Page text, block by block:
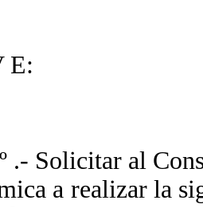
E:
Solicitar al
a realizar la